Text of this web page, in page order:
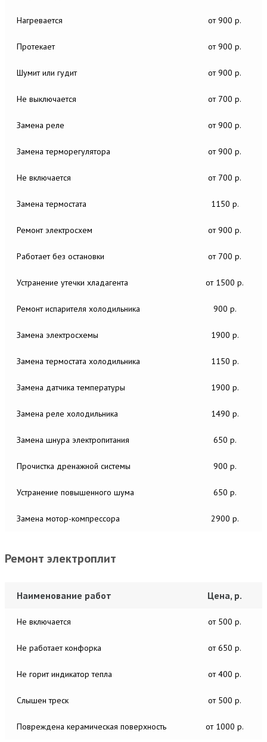
Нагревается от 900 р.
Протекает от 900 р.
Шумит или гудит от 900 р.
Не выключается от 700 р.
Замена реле от 900 р.
Замена терморегулятора от 900 р.
Не включается от 700 р.
Замена термостата 1150 р.
Ремонт электросхем от 900 р.
Работает без остановки от 700 р.
Устранение утечки хладагента от 1500 р.
Ремонт испарителя холодильника 900 р.
Замена электросхемы 1900 р.
Замена термостата холодильника 1150 р.
Замена датчика температуры 1900 р.
Замена реле холодильника 1490 р.
Замена шнура электропитания 650 р.
Прочистка дренажной системы 900 р.
Устранение повышенного шума 650 р.
Замена мотор-компрессора 2900 р.
Ремонт электроплит
Наименование работ Цена, р.
Не включается от 500 р.
Не работает конфорка от 650 р.
Не горит индикатор тепла от 400 р.
Слышен треск от 500 р.
Повреждена керамическая поверхность от 1000 р.